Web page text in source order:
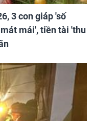
3 con giáp 'số
mái', tiền tài 'thu